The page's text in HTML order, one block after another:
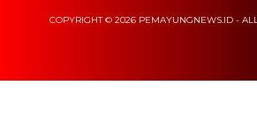
COPYRIGHT © 2026 PEMAYUNGNEWS.ID -